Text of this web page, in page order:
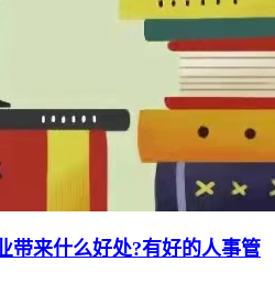
带来什么好处?有好的人事管